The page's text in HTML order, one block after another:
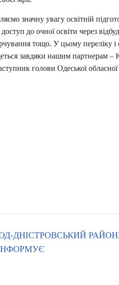
значну увагу освітній
доступ до очної освіти через
тощо. У цьому переліку
завдяки нашим партнерам –
голови Одеської
ДНІСТРОВСЬКИЙ